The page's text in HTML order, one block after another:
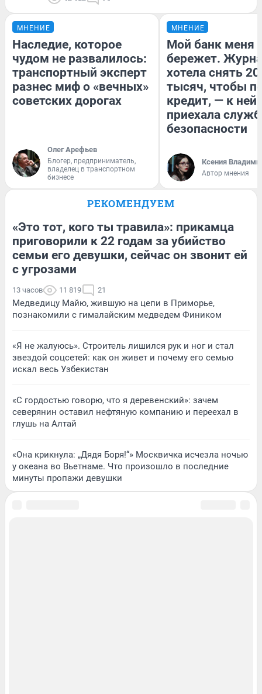
МНЕНИЕ
Наследие, которое
чудом не развалилось:
транспортный эксперт
разнес миф о «вечных»
советских дорогах
Олег Арефьев
Блогер, предприниматель,
владелец в транспортном
бизнесе
МНЕНИЕ
Мой банк меня
бережет.
хотела снять
тысяч, чтобы
кредит, — к
приехала
безопасности
Ксения
Автор мнения
РЕКОМЕНДУЕМ
«Это тот, кого ты травила»: прикамца
приговорили к 22 годам за убийство
семьи его девушки, сейчас он звонит ей
с угрозами
13 часов 11 819 21
Медведицу Майю, жившую на цепи в Приморье,
познакомили с гималайским медведем Фиником
«Я не жалуюсь». Строитель лишился рук и ног и стал
звездой соцсетей: как он живет и почему его семью
искал весь Узбекистан
«С гордостью говорю, что я деревенский»: зачем
северянин оставил нефтяную компанию и переехал в
глушь на Алтай
«Она крикнула: „Дядя Боря!“» Москвичка исчезла ночью
у океана во Вьетнаме. Что произошло в последние
минуты пропажи девушки